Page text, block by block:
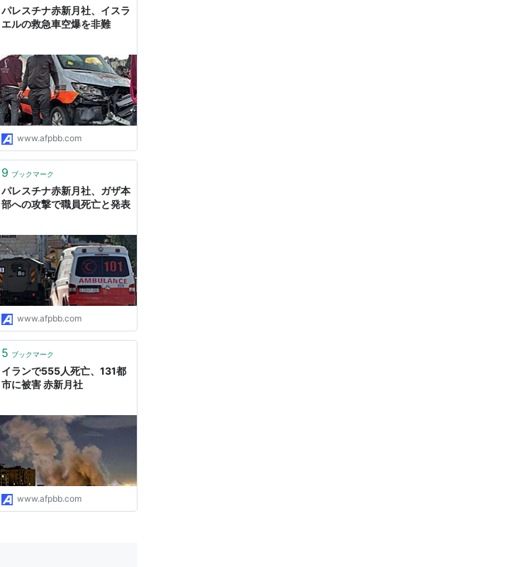
パレスチナ赤新月社、イスラ
エルの救急車空爆を非難
www.afpbb.com
9 ブックマーク
パレスチナ赤新月社、ガザ本
部への攻撃で職員死亡と発表
www.afpbb.com
5 ブックマーク
イランで555人死亡、131都
市に被害 赤新月社
www.afpbb.com